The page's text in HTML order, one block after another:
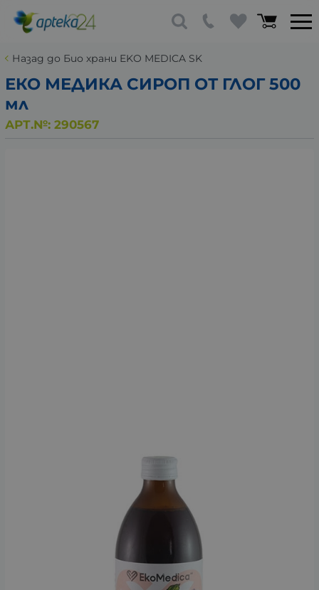
Назад до Био храни EKO MEDICA SK
ЕКО МЕДИКА СИРОП ОТ ГЛОГ 500
мл
АРТ.№: 290567